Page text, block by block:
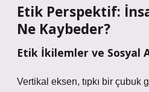
Etik Perspektif:
Ne Kaybeder?
Etik İkilemler ve Sosyal
Vertikal eksen, tıpkı bir çubuk